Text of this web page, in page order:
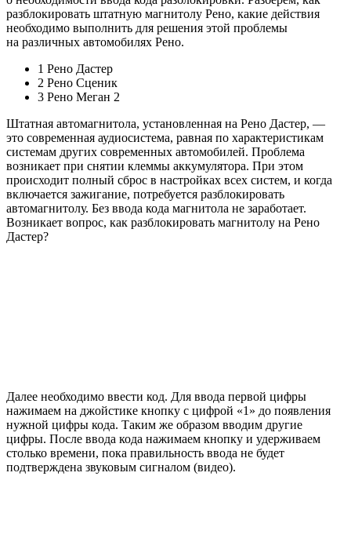
разблокировать штатную магнитолу Рено, какие действия
необходимо выполнить для решения этой проблемы
на различных автомобилях Рено.
1 Рено Дастер
2 Рено Сценик
3 Рено Меган 2
Штатная автомагнитола, установленная на Рено Дастер, —
это современная аудиосистема, равная по характеристикам
системам других современных автомобилей. Проблема
возникает при снятии клеммы аккумулятора. При этом
происходит полный сброс в настройках всех систем, и когда
включается зажигание, потребуется разблокировать
автомагнитолу. Без ввода кода магнитола не заработает.
Возникает вопрос, как разблокировать магнитолу на Рено
Дастер?
Далее необходимо ввести код. Для ввода первой цифры
нажимаем на джойстике кнопку с цифрой «1» до появления
нужной цифры кода. Таким же образом вводим другие
цифры. После ввода кода нажимаем кнопку и удерживаем
столько времени, пока правильность ввода не будет
подтверждена звуковым сигналом (видео).